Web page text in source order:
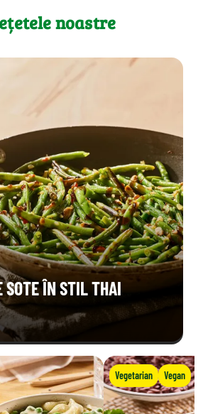
noastre
SOTE ÎN STIL THAI
Vegetarian Vegan